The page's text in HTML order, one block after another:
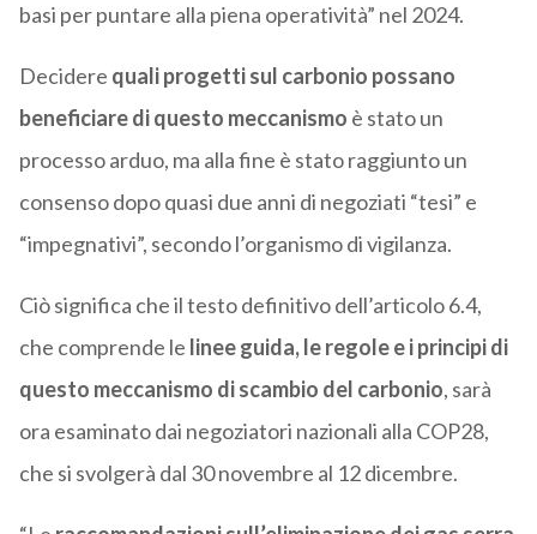
basi per puntare alla piena operatività” nel 2024.
Decidere quali progetti sul carbonio possano
beneficiare di questo meccanismo è stato un
processo arduo, ma alla fine è stato raggiunto un
consenso dopo quasi due anni di negoziati “tesi” e
“impegnativi”, secondo l’organismo di vigilanza.
Ciò significa che il testo definitivo dell’articolo 6.4,
che comprende le linee guida, le regole e i principi di
questo meccanismo di scambio del carbonio, sarà
ora esaminato dai negoziatori nazionali alla COP28,
che si svolgerà dal 30 novembre al 12 dicembre.